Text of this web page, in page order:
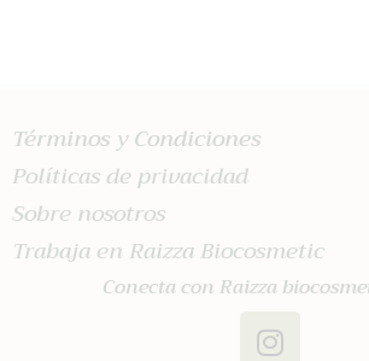
Términos y Condiciones
Políticas de privacidad
Sobre nosotros
Trabaja en Raizza Biocosmetic
Conecta con Raizza